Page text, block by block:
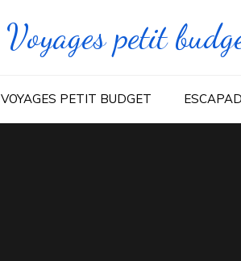
Voyages petit
VOYAGES PETIT BUDGET